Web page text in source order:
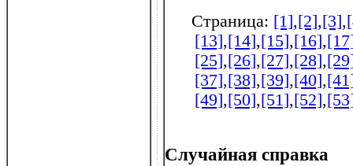
Страница: [1],[2],[3],
[13],[14],[15],[16],
[25],[26],[27],[28],
[37],[38],[39],[40],
[49],[50],[51],[52],
Случайная справка